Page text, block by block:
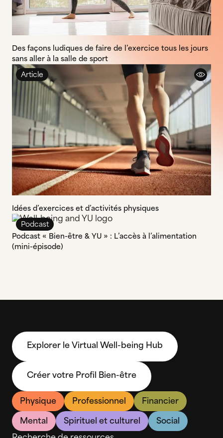
Des façons ludiques de faire de l’exercice tous les jours
sans aller à la salle de sport
Idées d’exercices et d’activités physiques
Article
Podcast « Bien-être & YU » : L’accès à l’alimentation
(mini-épisode)
Podcast
Explorer le Virtual Well-being Hub
Créer votre Profil Bien-être
Physique Professionnel Financier
Mental Spirituel et culturel
Social